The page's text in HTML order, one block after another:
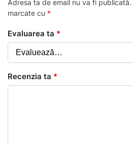
Adresa ta de email nu va fi publicată.
marcate cu *
Evaluarea ta *
Recenzia ta *